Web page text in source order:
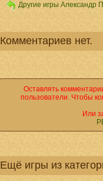
Другие игры Александр
Комментариев нет.
Оставлять
пользователи. Чтобы
Или
Ещё игры из